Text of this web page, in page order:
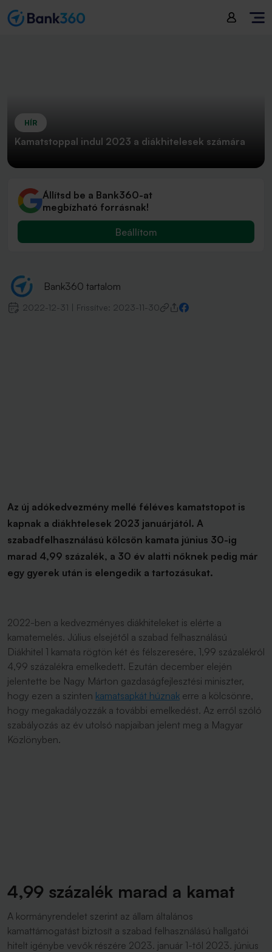
HÍR
Kamatstoppal indul 2023 a diákhitelesek számára
Állítsd be a Bank360-at
megbízható forrásnak!
Beállítom
Bank360 tartalom
2022-12-31 Frissítve: 2023-11-30
Az új adókedvezmény mellé féléves kamatstopot is
kapnak a diákhtelesek 2023 januárjától. A
szabadfelhasználású kölcsön kamata június 30-ig
marad 4,99 százalék, a 30 év alatti nőknek pedig már
egy gyerek után is elengedik a tartozásukat.
2022-ben a kedvezményes diákhiteleket is elérte a
kamatemelés. Július elsejétől a szabad felhasználású
Diákhitel 1 kamata rögtön két és félszeresére, 1,99 százalékról
4,99 százalékra emelkedett. Ezután december elején
jelentette be Nagy Márton gazdaságfejlesztési miniszter,
hogy ezen a szinten kamatsapkát húznak erre a kölcsönre,
hogy megakadályozzák a további emelkedést. Az erről szóló
szabályozás az év utolsó napjaiban jelent meg a Magyar
Közlönyben.
4,99 százalék marad a kamat
A kormányrendelet szerint az állam általános
kamattámogatást biztosít a szabad felhasználású hallgatói
hitelt igénybe vevők részére 2023. január 1-től 2023. június